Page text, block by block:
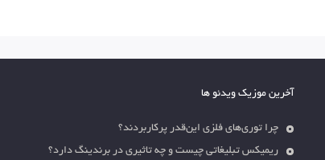
آخرین موزیک ویدئو ها
چرا توری‌های فلزی این‌قدر پرکاربردند؟
ریمیکس تبلیغاتی چیست و چه تاثیری در برندینگ دارد؟